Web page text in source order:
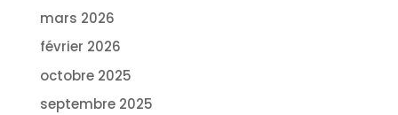
mars 2026
février 2026
octobre 2025
septembre 2025